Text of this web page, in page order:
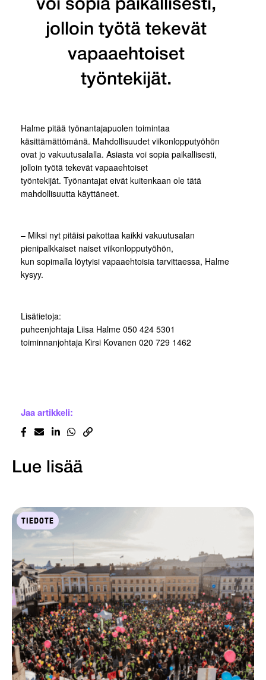
voi sopia paikallisesti,
jolloin työtä tekevät
vapaaehtoiset
työntekijät.
Halme pitää työnantajapuolen toimintaa
käsittämättömänä. Mahdollisuudet viikonlopputyöhön
ovat jo vakuutusalalla. Asiasta voi sopia paikallisesti,
jolloin työtä tekevät vapaaehtoiset
työntekijät. Työnantajat eivät kuitenkaan ole tätä
mahdollisuutta käyttäneet.
– Miksi nyt pitäisi pakottaa kaikki vakuutusalan
pienipalkkaiset naiset viikonlopputyöhön,
kun sopimalla löytyisi vapaaehtoisia tarvittaessa, Halme
kysyy.
Lisätietoja:
puheenjohtaja Liisa Halme 050 424 5301
toiminnanjohtaja Kirsi Kovanen 020 729 1462
Jaa artikkeli:
Lue lisää
TIEDOTE